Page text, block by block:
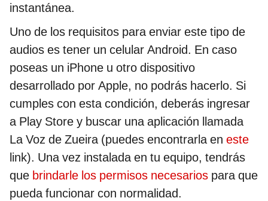
instantánea.
Uno de los requisitos para enviar este tipo de
audios es tener un celular Android. En caso
poseas un iPhone u otro dispositivo
desarrollado por Apple, no podrás hacerlo. Si
cumples con esta condición, deberás ingresar
a Play Store y buscar una aplicación llamada
La Voz de Zueira (puedes encontrarla en este
link). Una vez instalada en tu equipo, tendrás
que brindarle los permisos necesarios para que
pueda funcionar con normalidad.